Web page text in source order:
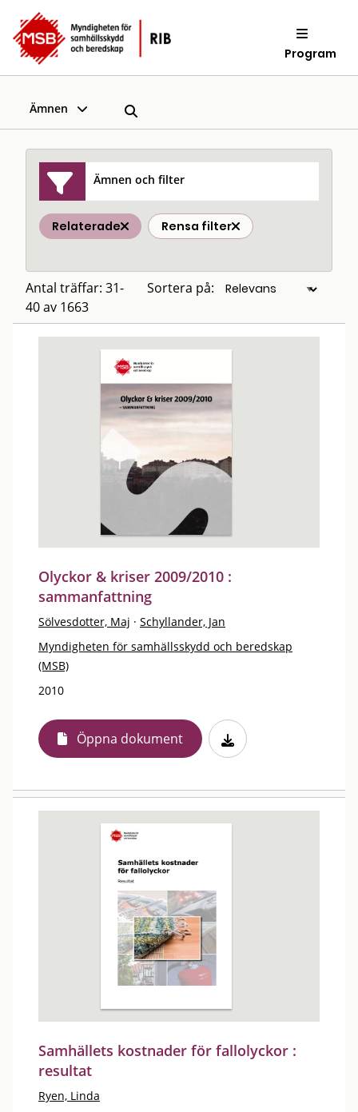
Program
Ämnen
Ämnen och filter
Relaterade Rensa filter
Antal träffar: 31-
40 av 1663
Sortera på:
Olyckor & kriser 2009/2010 :
sammanfattning
Sölvesdotter, Maj · Schyllander, Jan
Myndigheten för samhällsskydd och beredskap
(MSB)
2010
Öppna dokument
Samhällets kostnader för fallolyckor :
resultat
Ryen, Linda